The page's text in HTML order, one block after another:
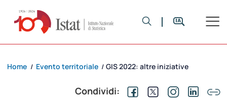
Home / Evento territoriale / GIS 2022: altre iniziative
Condividi: